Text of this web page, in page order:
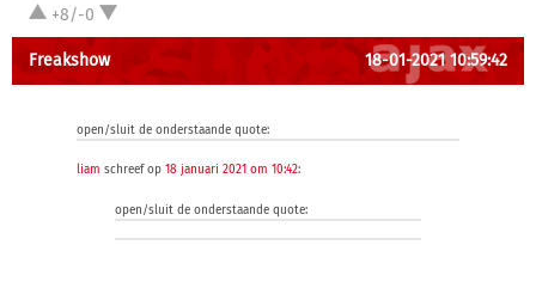
+8/-0
Freakshow 18-01-2021 10:59:42
open/sluit de onderstaande quote:
liam schreef op 18 januari 2021 om 10:42:
open/sluit de onderstaande quote: